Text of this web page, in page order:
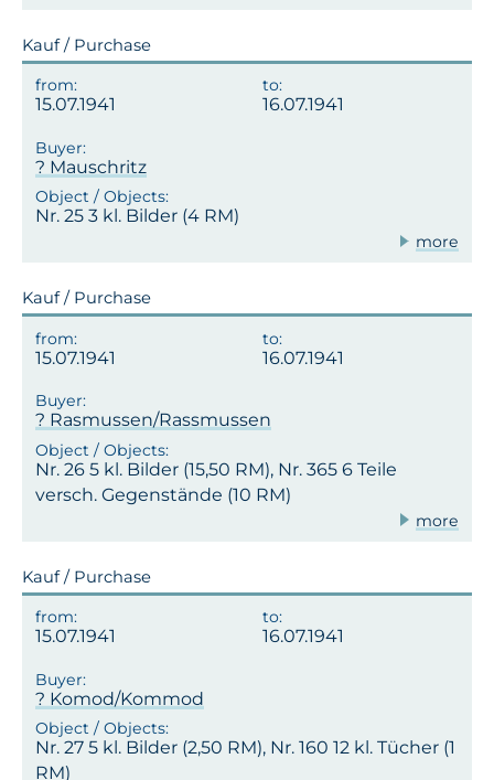
Kauf / Purchase
15.07.1941 16.07.1941
? Mauschritz
Nr. 25 3 kl. Bilder (4 RM)
more
Kauf / Purchase
15.07.1941 16.07.1941
? Rasmussen/Rassmussen
Nr. 26 5 kl. Bilder (15,50 RM), Nr. 365 6 Teile
versch. Gegenstände (10 RM)
more
Kauf / Purchase
15.07.1941 16.07.1941
? Komod/Kommod
Nr. 27 5 kl. Bilder (2,50 RM), Nr. 160 12 kl. Tücher (1
RM)